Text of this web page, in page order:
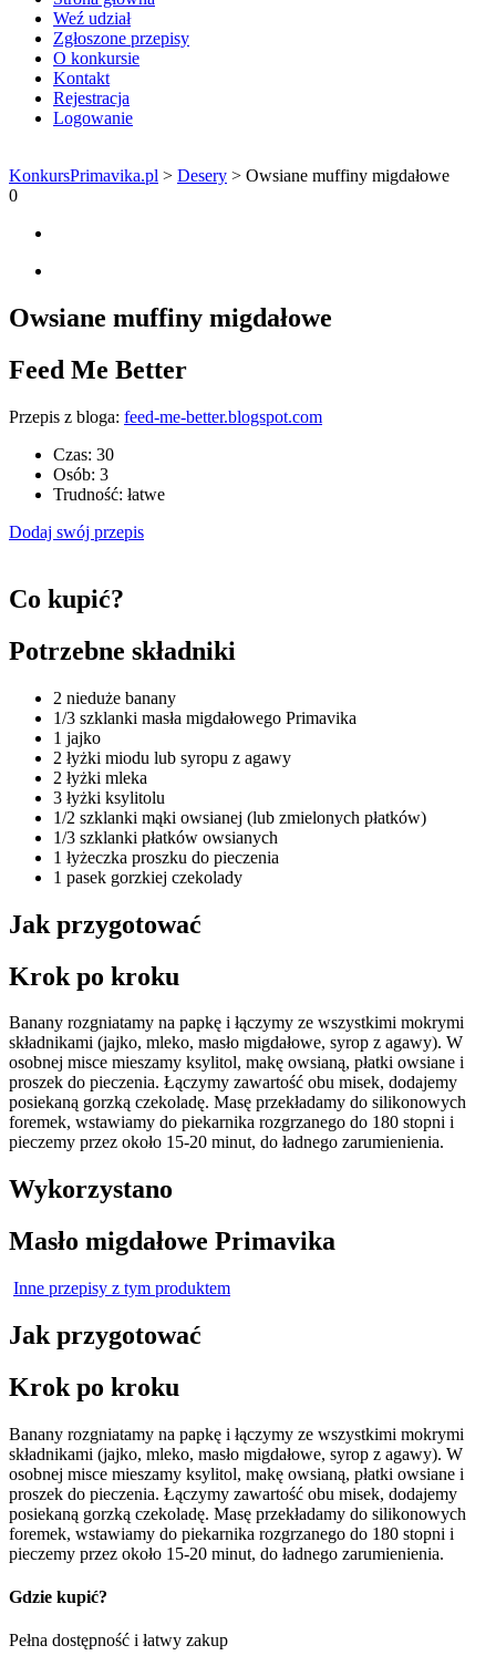
Weź udział
Zgłoszone przepisy
O konkursie
Kontakt
Rejestracja
Logowanie
KonkursPrimavika.pl > Desery > Owsiane muffiny migdałowe
0
Owsiane muffiny migdałowe
Feed Me Better
Przepis z bloga: feed-me-better.blogspot.com
Czas: 30
Osób: 3
Trudność: łatwe
Dodaj swój przepis
Co kupić?
Potrzebne składniki
2 nieduże banany
1/3 szklanki masła migdałowego Primavika
1 jajko
2 łyżki miodu lub syropu z agawy
2 łyżki mleka
3 łyżki ksylitolu
1/2 szklanki mąki owsianej (lub zmielonych płatków)
1/3 szklanki płatków owsianych
1 łyżeczka proszku do pieczenia
1 pasek gorzkiej czekolady
Jak przygotować
Krok po kroku
Banany rozgniatamy na papkę i łączymy ze wszystkimi mokrymi
składnikami (jajko, mleko, masło migdałowe, syrop z agawy). W
osobnej misce mieszamy ksylitol, makę owsianą, płatki owsiane i
proszek do pieczenia. Łączymy zawartość obu misek, dodajemy
posiekaną gorzką czekoladę. Masę przekładamy do silikonowych
foremek, wstawiamy do piekarnika rozgrzanego do 180 stopni i
pieczemy przez około 15-20 minut, do ładnego zarumienienia.
Wykorzystano
Masło migdałowe Primavika
Inne przepisy z tym produktem
Jak przygotować
Krok po kroku
Banany rozgniatamy na papkę i łączymy ze wszystkimi mokrymi
składnikami (jajko, mleko, masło migdałowe, syrop z agawy). W
osobnej misce mieszamy ksylitol, makę owsianą, płatki owsiane i
proszek do pieczenia. Łączymy zawartość obu misek, dodajemy
posiekaną gorzką czekoladę. Masę przekładamy do silikonowych
foremek, wstawiamy do piekarnika rozgrzanego do 180 stopni i
pieczemy przez około 15-20 minut, do ładnego zarumienienia.
Gdzie kupić?
Pełna dostępność i łatwy zakup